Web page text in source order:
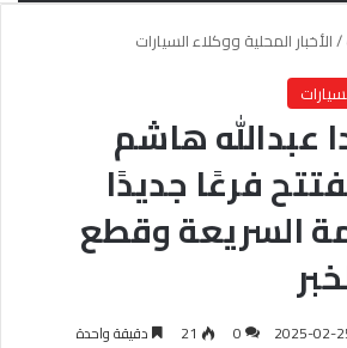
/الأخبار المحلية ووكلاء السيارات
عبدالله هاشم
فرعًا جديدًا
السريعة وقطع
2025-02-
0
21 دقيقة واحدة